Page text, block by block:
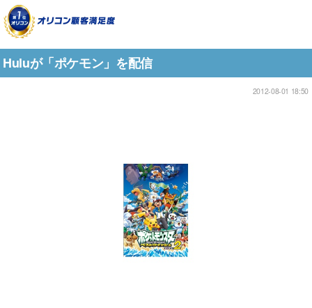
Huluが「ポケモン」を配信
2012-08-01 18:50